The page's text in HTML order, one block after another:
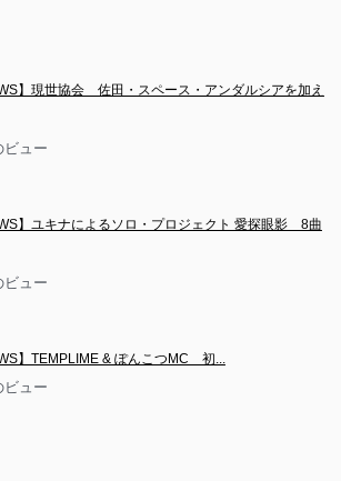
】現世協会　佐田・スペース・アンダルシアを加え
ビュー
】ユキナによるソロ・プロジェクト 愛探眼影　8曲
ビュー
】TEMPLIME & ぽんこつMC　初...
ビュー